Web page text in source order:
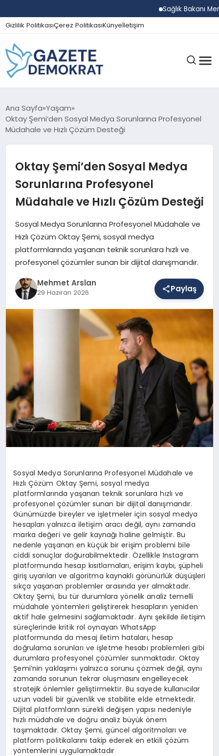
Sağlık Bakanı
Gizlilik PolitikasıÇerez PolitikasıKünyeİletişim
GÜNDEM
EKONOMI
SPOR
SAĞLIK
EĞITIM
DÜNYA
YAŞAM
Ana Sayfa Yaşam
Oktay Şemi’den Sosyal Medya Sorunlarına Profesyonel
Müdahale ve Hızlı Çözüm Desteği
Oktay Şemi’den Sosyal Medya
Sorunlarına Profesyonel
Müdahale ve Hızlı Çözüm Desteği
Sosyal Medya Sorunlarına Profesyonel Müdahale ve
Hızlı Çözüm Oktay Şemi, sosyal medya
platformlarında yaşanan teknik sorunlara hızlı ve
profesyonel çözümler sunan bir dijital danışmandır.
Mehmet Arslan
29 Haziran 2026 Paylaş
Sosyal Medya Sorunlarına Profesyonel Müdahale ve
Hızlı Çözüm Oktay Şemi, sosyal medya
platformlarında yaşanan teknik sorunlara hızlı ve
profesyonel çözümler sunan bir dijital danışmandır.
Günümüzde bireyler ve işletmeler için sosyal medya
hesapları yalnızca iletişim aracı değil, aynı zamanda
marka değeri ve gelir kaynağı haline gelmiştir. Bu
nedenle yaşanan en küçük bir erişim problemi bile
ciddi sonuçlar doğurabilmektedir. Özellikle Instagram
platformunda hesap kısıtlamaları, erişim kaybı, şüpheli
giriş uyarıları ve algoritma kaynaklı görünürlük düşüşleri
sıkça yaşanan problemler arasında yer almaktadır.
Oktay Şemi, bu tür durumlara yönelik analiz temelli
müdahale yöntemleri geliştirerek hesapların yeniden
aktif hale gelmesini sağlamaktadır. Aynı şekilde iletişim
süreçlerinde kritik rol oynayan WhatsApp
platformunda da mesaj iletim hataları, hesap
doğrulama sorunları ve işletme hesabı problemleri gibi
durumlara profesyonel çözümler sunmaktadır. Oktay
Şemi’nin yaklaşımı yalnızca sorunu çözmek değil, aynı
zamanda sorunun tekrar oluşmasını engelleyecek
stratejik önlemler geliştirmektir. Bu sayede kullanıcılar
uzun vadeli bir güvenlik ve stabilite elde etmektedir.
Dijital platformların sürekli değişen yapısı nedeniyle
hızlı müdahale ve doğru analiz büyük önem
taşımaktadır. Oktay Şemi, güncel algoritmaları ve
platform politikalarını takip ederek en etkili çözüm
yöntemlerini uygulamaktadır